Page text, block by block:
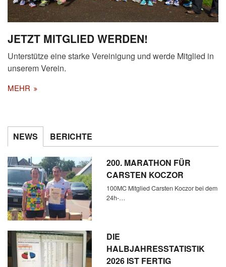
JETZT MITGLIED WERDEN!
Unterstütze eine starke Vereinigung und werde Mitglied in
unserem Verein.
MEHR
NEWS BERICHTE
200. MARATHON FÜR
CARSTEN KOCZOR
100MC Mitglied Carsten Koczor bei dem
24h-…
DIE
HALBJAHRESSTATISTIK
2026 IST FERTIG